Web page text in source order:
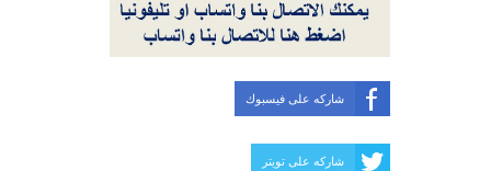
شاركه على فيسبوك
شاركه على تويتر